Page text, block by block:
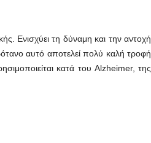
Ενισχύει τη δύναμη και την αντοχή
αυτό αποτελεί πολύ καλή τροφή
κατά του Alzheimer, της